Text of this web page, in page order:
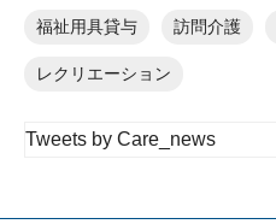
福祉用具貸与 訪問介護
レクリエーション
Tweets by Care_news